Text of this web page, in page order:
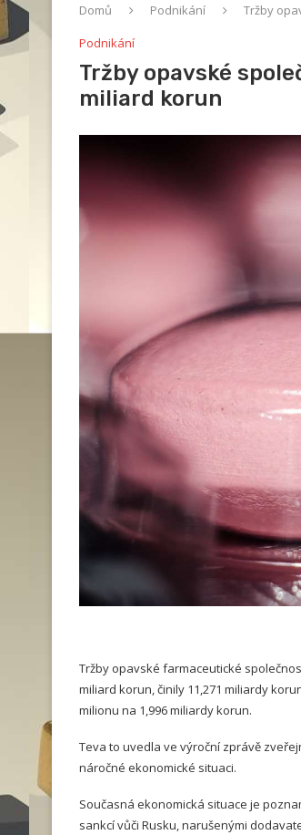
Domů Podnikání
Tržby
Podnikání
Tržby opavské
miliard korun
Tržby opavské farmaceutické
miliard korun, činily 11,271 miliardy
milionu na 1,996 miliardy korun.
Teva to uvedla ve výroční zprávě
náročné ekonomické situaci.
Současná ekonomická situace je
sankcí vůči Rusku, narušenými